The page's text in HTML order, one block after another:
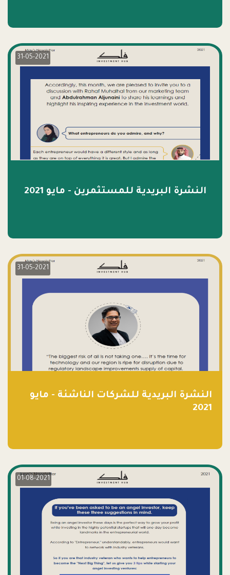
31-05-2021
النشرة البريدية للمستثمرين - مايو 2021
31-05-2021
النشرة البريدية للشركات الناشئة - مايو
2021
01-08-2021